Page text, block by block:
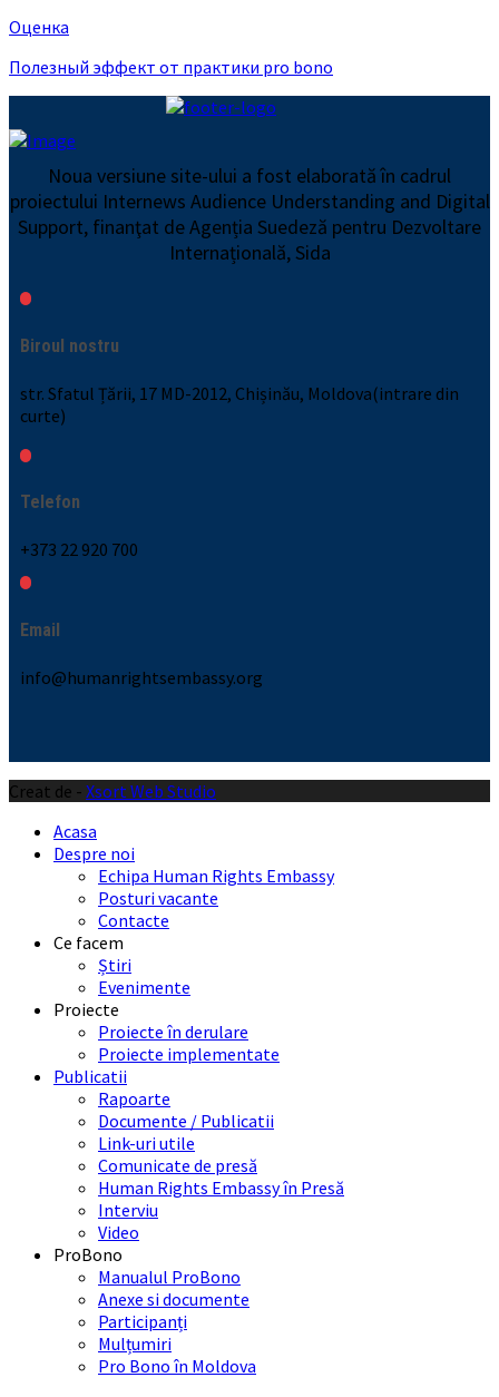
Оценка
Полезный эффект от практики pro bono
Noua versiune site-ului a fost elaborată în cadrul
proiectului Internews Audience Understanding and Digital
Support, finanţat de Agenția Suedeză pentru Dezvoltare
Internațională, Sida
Biroul nostru
str. Sfatul Țării, 17 MD-2012, Chișinău, Moldova(intrare din
curte)
Telefon
+373 22 920 700
Email
info@humanrightsembassy.org
Creat de - Xsort Web Studio
Acasa
Despre noi
Echipa Human Rights Embassy
Posturi vacante
Contacte
Ce facem
Știri
Evenimente
Proiecte
Proiecte în derulare
Proiecte implementate
Publicatii
Rapoarte
Documente / Publicatii
Link-uri utile
Comunicate de presă
Human Rights Embassy în Presă
Interviu
Video
ProBono
Manualul ProBono
Anexe si documente
Participanți
Mulțumiri
Pro Bono în Moldova